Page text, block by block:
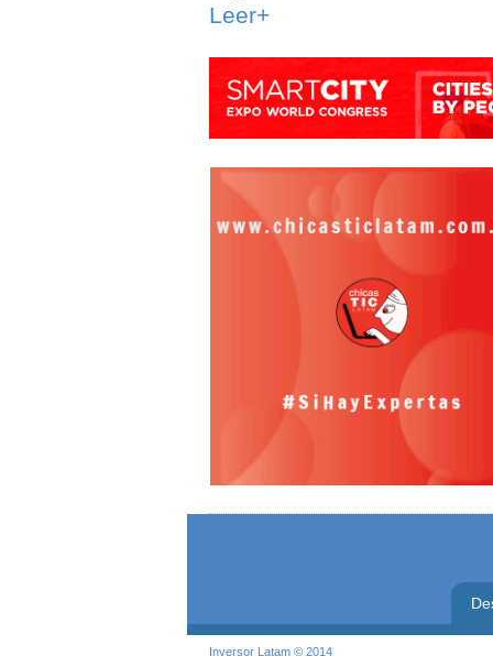
Leer+
Inversor Latam © 2014